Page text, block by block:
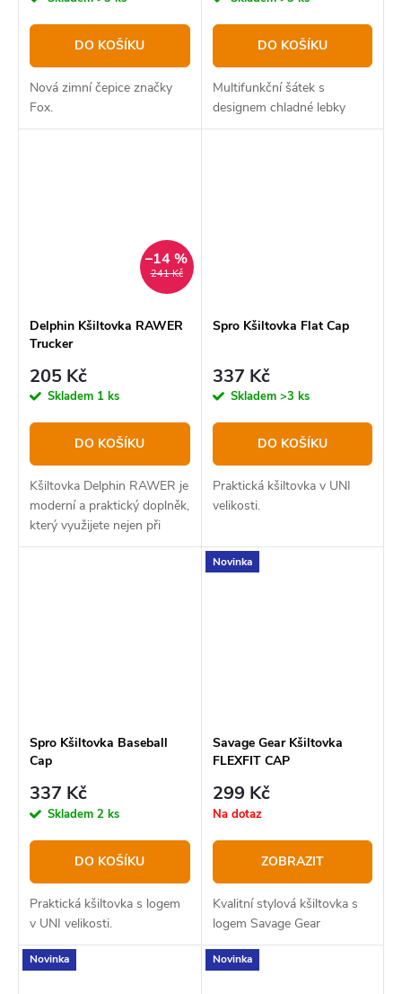
DO KOŠÍKU
Nová zimní čepice značky
Fox.
DO KOŠÍKU
Multifunkční šátek s
designem chladné lebky
241 Kč
–14 %
Delphin Kšiltovka RAWER
Trucker
205 Kč
Skladem 1 ks
DO KOŠÍKU
Kšiltovka Delphin RAWER je
moderní a praktický doplněk,
který využijete nejen při
vycházkách k vodě.
Spro Kšiltovka Flat Cap
337 Kč
Skladem >3 ks
DO KOŠÍKU
Praktická kšiltovka v UNI
velikosti.
Spro Kšiltovka Baseball
Cap
337 Kč
Skladem 2 ks
DO KOŠÍKU
Praktická kšiltovka s logem
v UNI velikosti.
Novinka
Savage Gear Kšiltovka
FLEXFIT CAP
299 Kč
Na dotaz
ZOBRAZIT
Kvalitní stylová kšiltovka s
logem Savage Gear
Novinka Novinka